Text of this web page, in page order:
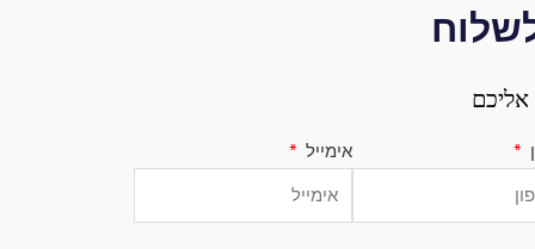
אימייל